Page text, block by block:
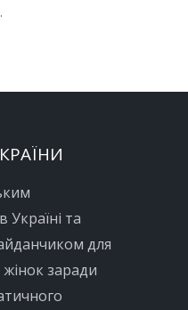
Україні та
для
жінок заради